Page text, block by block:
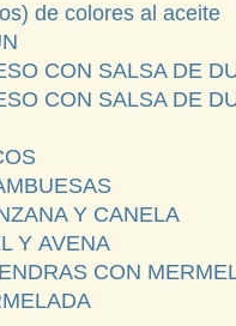
de colores al aceite
CON SALSA DE
CON SALSA DE
Y CANELA
Y AVENA
CON